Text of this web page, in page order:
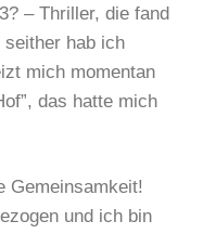
– Thriller, die fand
seither hab ich
mich momentan
das hatte mich
Gemeinsamkeit!
und ich bin